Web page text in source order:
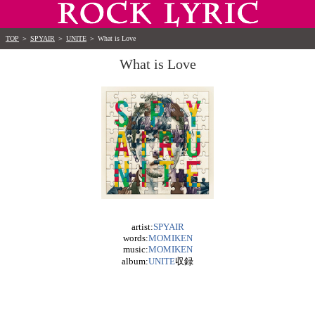
TOP ＞ SPYAIR ＞ UNITE ＞ What is Love
What is Love
artist:SPYAIR
words:MOMIKEN
music:MOMIKEN
album:UNITE収録